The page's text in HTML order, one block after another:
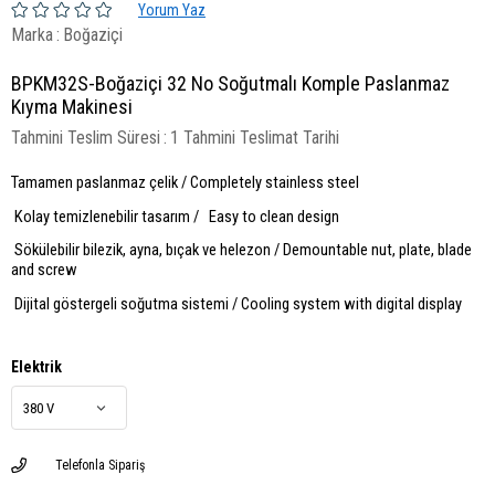
Yorum Yaz
Marka: Boğaziçi
BPKM32S-Boğaziçi 32 No Soğutmalı Komple Paslanmaz
Kıyma Makinesi
Tahmini Teslim Süresi : 1 Tahmini Teslimat Tarihi
Tamamen paslanmaz çelik / Completely stainless steel
Kolay temizlenebilir tasarım / Easy to clean design
Sökülebilir bilezik, ayna, bıçak ve helezon / Demountable nut, plate, blade
and screw
Dijital göstergeli soğutma sistemi / Cooling system with digital display
Elektrik
Telefonla Sipariş